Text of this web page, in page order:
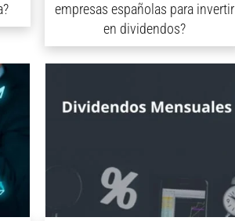
empresas españolas para invertir
en dividendos?